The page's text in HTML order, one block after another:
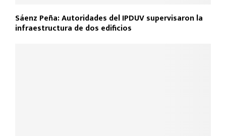
Sáenz Peña: Autoridades del IPDUV supervisaron la
infraestructura de dos edificios